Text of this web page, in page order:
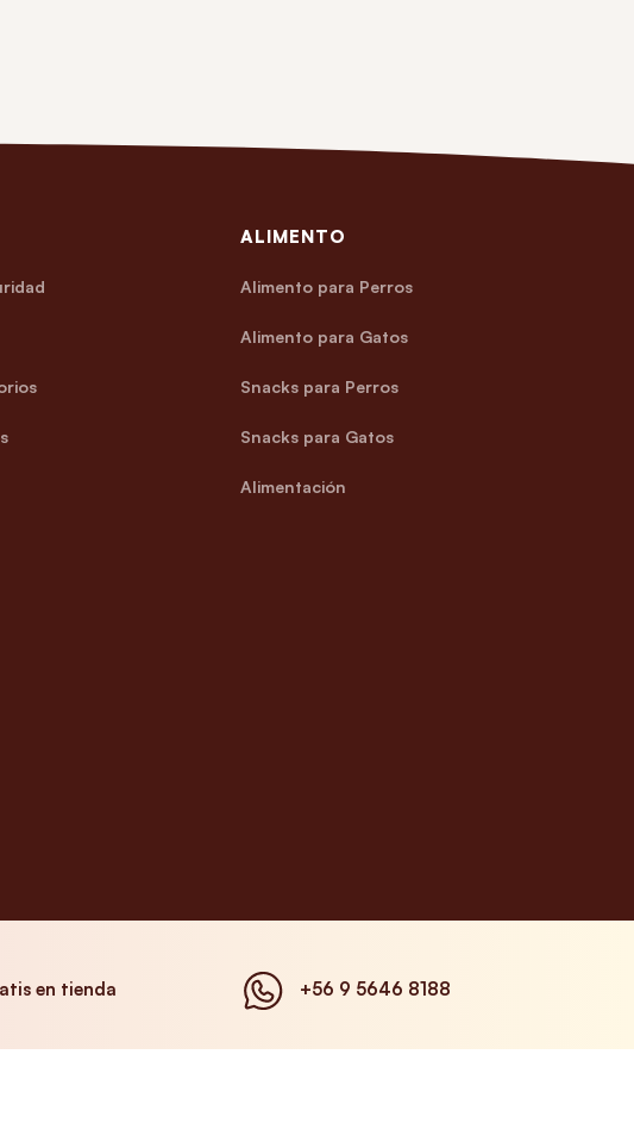
ALIMENTO
Alimento para Perros
Alimento para Gatos
Snacks para Perros
Snacks para Gatos
Alimentación
en tienda +56 9 5646 8188